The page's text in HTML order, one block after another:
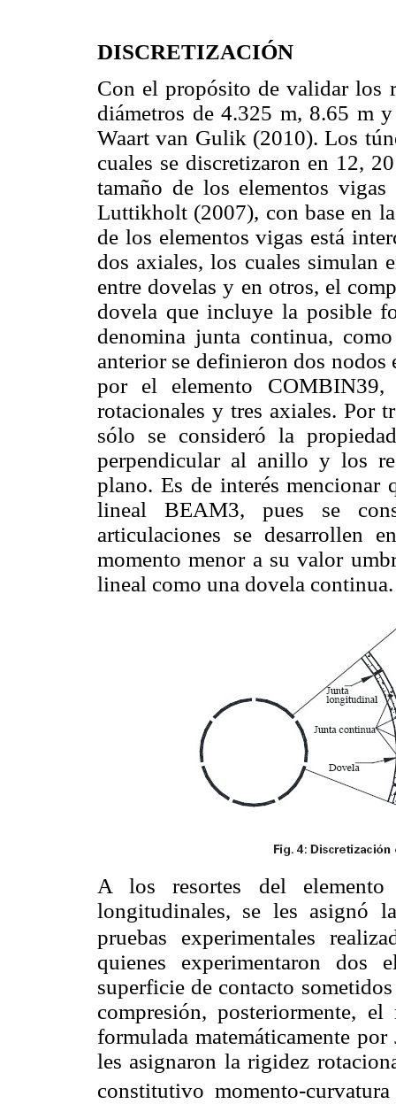
DISCRETIZACIÓN
Con el propósito de validar los
diámetros de 4.325 m, 8.65 m
Waart van Gulik (2010). Los
cuales se discretizaron en 12,
tamaño de los elementos
Luttikholt (2007), con base en
de los elementos vigas está
dos axiales, los cuales simulan
entre dovelas y en otros, el
dovela que incluye la posible
denomina junta continua,
anterior se definieron dos nodos
por el elemento
rotacionales y tres axiales. Por
sólo se consideró la
perpendicular al anillo y los
plano. Es de interés mencionar
lineal BEAM3, pues se
articulaciones se desarrollen
momento menor a su valor
lineal como una dovela continua.
A los resortes del
longitudinales, se les asignó
pruebas experimentales
quienes experimentaron dos
superficie de contacto
compresión, posteriormente,
formulada matemáticamente
les asignaron la rigidez
constitutivo momento-